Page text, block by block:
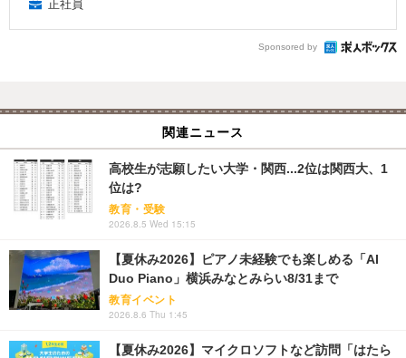
正社員
Sponsored by
関連ニュース
高校生が志願したい大学・関西...2位は関西大、1
位は?
教育・受験
2026.8.5 Wed 15:15
【夏休み2026】ピアノ未経験でも楽しめる「AI
Duo Piano」横浜みなとみらい8/31まで
教育イベント
2026.8.6 Thu 1:45
【夏休み2026】マイクロソフトなど訪問「はたら